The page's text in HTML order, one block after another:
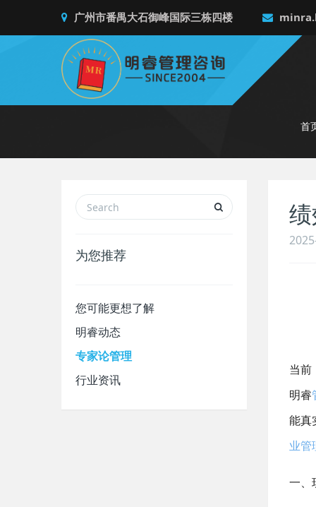
广州市番禺大石御峰国际三栋四楼
首
为您推荐
您可能更想了解
明睿动态
专家论管理
行业资讯
当前
明睿
能真
业管
一、